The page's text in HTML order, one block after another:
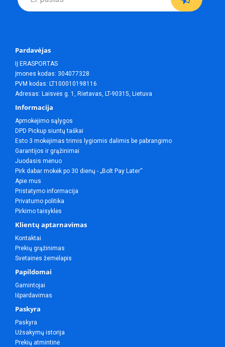
Pardavėjas
IĮ ERASPORTAS
Įmones kodas: 304077328
PVM kodas: LT100010198116
Adresas: Laisvės g. 1, Rietavas, LT-90315, Lietuva
Informacija
Apmokėjimo sąlygos
DPD Pickup siuntų taškai
Esto 3 mokėjimas trimis lygiomis dalimis be pabrangimo
Garantijos ir grąžinimai
Juodasis mėnuo
Pirk dabar mokėk po 30 dienų - „Bolt Pay Later“
Apie mus
Pristatymo informacija
Privatumo politika
Pirkimo taisyklės
Klientų aptarnavimas
Kontaktai
Prekių grąžinimas
Svetainės žemėlapis
Papildomai
Gamintojai
Išpardavimas
Paskyra
Paskyra
Užsakymų istorija
Prekių atmintinė